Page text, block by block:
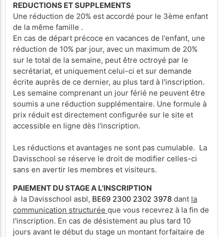
REDUCTIONS ET SUPPLEMENTS
Une réduction de 20% est accordé pour le 3ème enfant
de la même famille .
En cas de départ précoce en vacances de l'enfant, une
réduction de 10% par jour, avec un maximum de 20%
sur le total de la semaine, peut être octroyé par le
secrétariat, et uniquement celui-ci et sur demande
écrite auprès de ce dernier, au plus tard à l'inscription.
Les semaine comprenant un jour férié ne peuvent être
soumis a une réduction supplémentaire. Une formule à
prix réduit est directement configurée sur le site et
accessible en ligne dès l'inscription.
Les réductions et avantages ne sont pas cumulable. La
Davisschool se réserve le droit de modifier celles-ci
sans en avertir les membres et visiteurs.
PAIEMENT DU STAGE A L'INSCRIPTION
à la Davisschool asbl, BE69 2300 2302 3978 dant la
communication structurée que vous recevrez à la fin de
l'inscription. En cas de désistement au plus tard 10
jours avant le début du stage un montant forfaitaire de